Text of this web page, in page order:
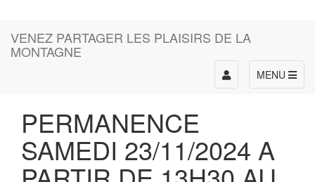
VENEZ PARTAGER LES PLAISIRS DE LA
MONTAGNE
MENU
Toggle
navigation
PERMANENCE
SAMEDI 23/11/2024 A